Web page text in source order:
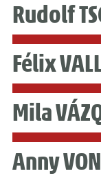
Rudolf
Félix
Mila
Anny